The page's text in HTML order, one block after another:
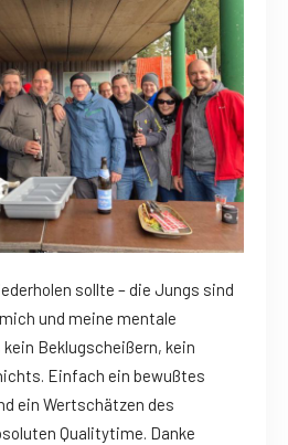
sollte – die Jungs sind
und meine mentale
Beklugscheißern, kein
Einfach ein bewußtes
ein Wertschätzen des
Qualitytime. Danke